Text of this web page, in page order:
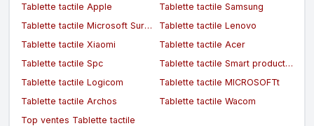
Tablette tactile Apple
Tablette tactile Samsung
Tablette tactile Microsoft Surface
Tablette tactile Lenovo
Tablette tactile Xiaomi
Tablette tactile Acer
Tablette tactile Spc
Tablette tactile Smart products connection
Tablette tactile Logicom
Tablette tactile MICROSOFTt
Tablette tactile Archos
Tablette tactile Wacom
Top ventes Tablette tactile